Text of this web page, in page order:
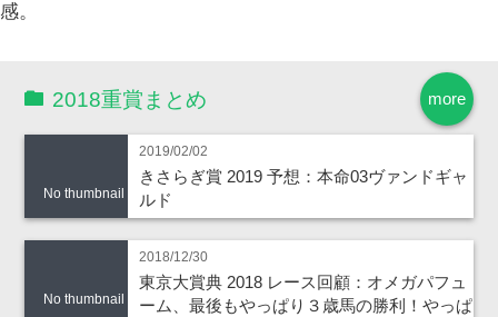
感。
more
2018重賞まとめ
No thumbnail
2019/02/02
きさらぎ賞 2019 予想：本命03ヴァンドギャ
ルド
No thumbnail
2018/12/30
東京大賞典 2018 レース回顧：オメガパフュ
ーム、最後もやっぱり３歳馬の勝利！やっぱ